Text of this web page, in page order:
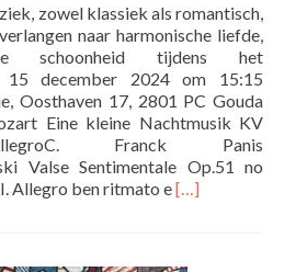
zowel klassiek als romantisch,
naar harmonische liefde,
schoonheid tijdens het
15 december 2024 om 15:15
Oosthaven 17, 2801 PC Gouda
Eine kleine Nachtmusik KV
Franck Panis
Valse Sentimentale Op.51 no
Allegro ben ritmato eLees
[…]